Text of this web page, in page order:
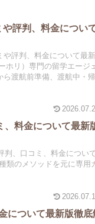
評判、料金につい
評判、料金について最
ホリ）専門の留学エージ
渡航前準備、渡航中・
、料金について最新
判、口コミ、料金につい
類のメソッドを元に専用
について最新版徹底